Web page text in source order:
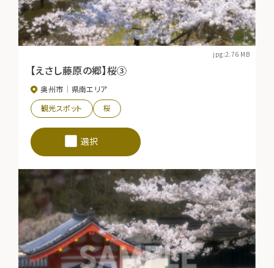
jpg:2.76 MB
【えさし藤原の郷】桜③
奥州市
県南エリア
観光スポット
桜
選択